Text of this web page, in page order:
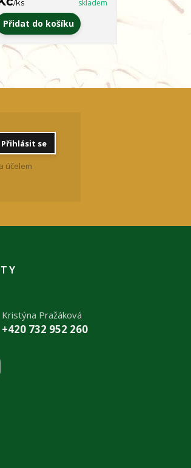
/ks skladem
Přidat do košíku
Přihlásit se
účelem
Kristýna Pražáková
+420 732 952 260